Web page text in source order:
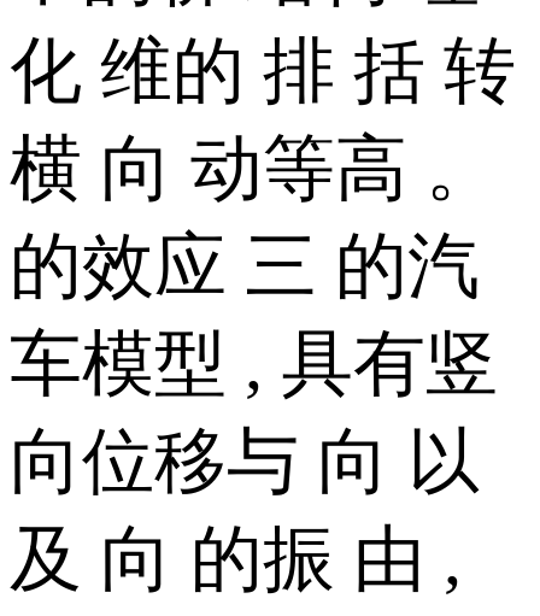
化 维的 排 括 转
横 向 动等高 。
的效应 三 的汽
车模型 , 具有竖
向位移与 向 以
及 向 的振 由 ,